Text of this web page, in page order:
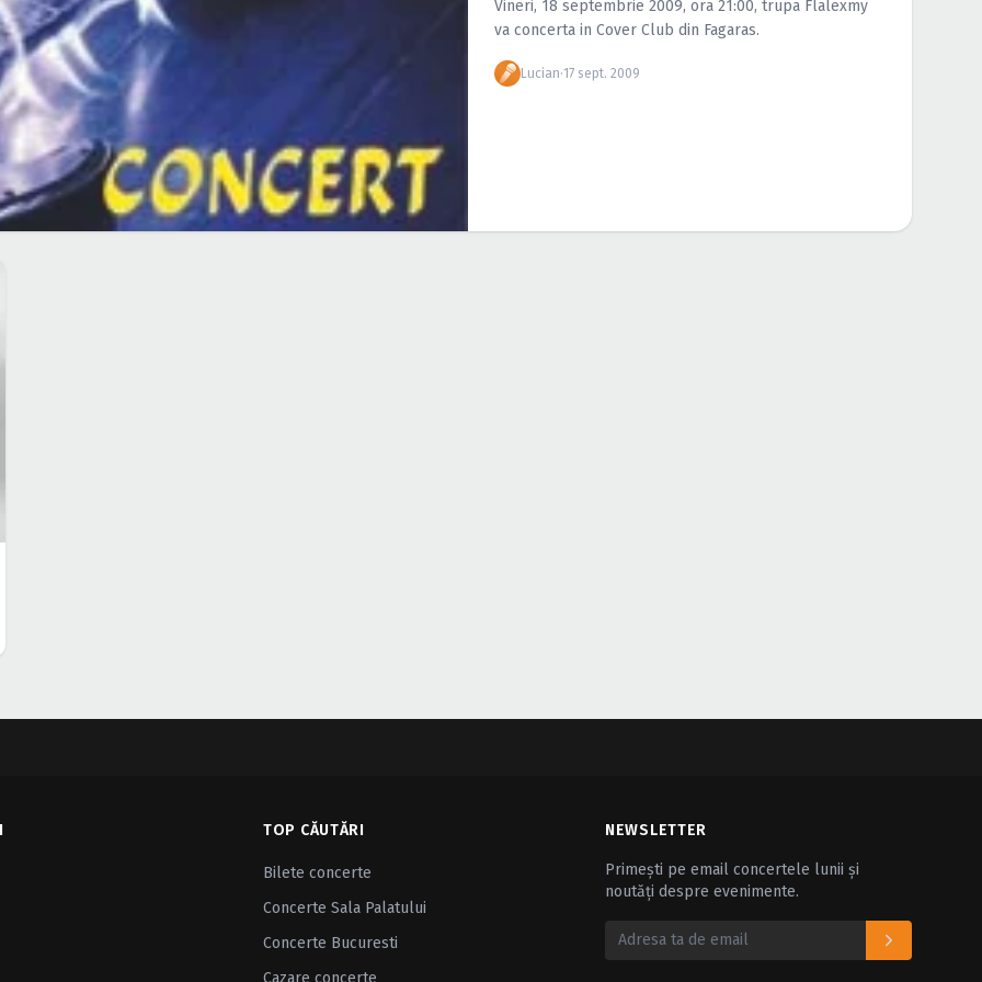
Vineri, 18 septembrie 2009, ora 21:00, trupa Flalexmy
va concerta in Cover Club din Fagaras.
Lucian·17 sept. 2009
TOP CĂUTĂRI
Bilete concerte
Concerte Sala Palatului
Concerte Bucuresti
Cazare concerte
NEWSLETTER
Primești pe email concertele lunii și
noutăți despre evenimente.